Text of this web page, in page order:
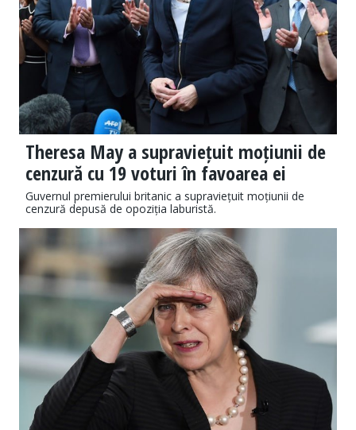
Theresa May a supraviețuit moțiunii de
cenzură cu 19 voturi în favoarea ei
Guvernul premierului britanic a supraviețuit moțiunii de
cenzură depusă de opoziția laburistă.